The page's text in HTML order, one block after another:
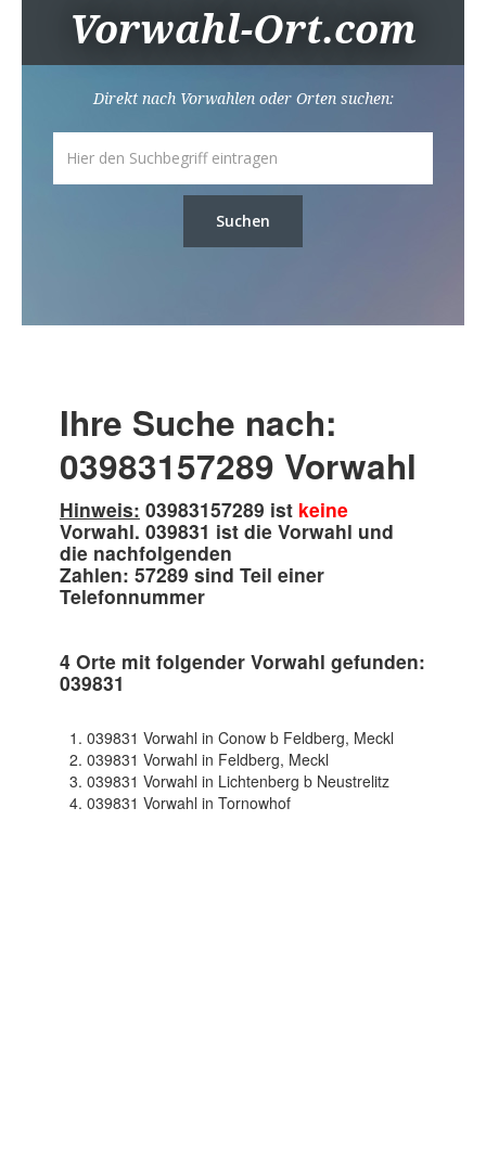
Vorwahl-Ort.com
Direkt nach Vorwahlen oder Orten suchen:
Suchen
Ihre Suche nach:
03983157289 Vorwahl
Hinweis: 03983157289 ist keine
Vorwahl. 039831 ist die Vorwahl und
die nachfolgenden
Zahlen: 57289 sind Teil einer
Telefonnummer
4 Orte mit folgender Vorwahl gefunden:
039831
039831 Vorwahl in Conow b Feldberg, Meckl
039831 Vorwahl in Feldberg, Meckl
039831 Vorwahl in Lichtenberg b Neustrelitz
039831 Vorwahl in Tornowhof